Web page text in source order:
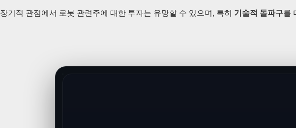
장기적 관점에서 로봇 관련주에 대한 투자는 유망할 수 있으며, 특히 기술적 돌파구를